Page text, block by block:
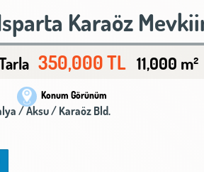
Karaöz
350,000 TL 11,000 m²
Konum Görünüm
/ Aksu/ Karaöz Bld.